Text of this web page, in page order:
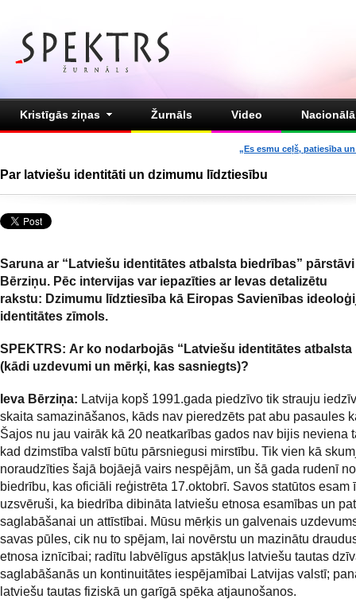
Kristīgās ziņas Žurnāls Video
„Es esmu ceļš, patiesība
Par latviešu identitāti un dzimumu līdztiesību
Saruna ar “Latviešu identitātes atbalsta biedrības”
Bērziņu. Pēc intervijas var iepazīties ar Ievas detalizētu
rakstu: Dzimumu līdztiesība kā Eiropas Savienības
identitātes zīmols.
SPEKTRS: Ar ko nodarbojās “Latviešu identitātes atbalsta
(kādi uzdevumi un mērķi, kas sasniegts)?
Ieva Bērziņa: Latvija kopš 1991.gada piedzīvo tik strauju
skaita samazināšanos, kāds nav pieredzēts pat abu pasaules
Šajos nu jau vairāk kā 20 neatkarības gados nav bijis neviena
kad dzimstība valstī būtu pārsniegusi mirstību. Tik vien kā
noraudzīties šajā bojāejā vairs nespējām, un šā gada rudenī
biedrību, kas oficiāli reģistrēta 17.oktobrī. Savos statūtos esam
uzsvēruši, ka biedrība dibināta latviešu etnosa esamības un
saglabāšanai un attīstībai. Mūsu mērķis un galvenais
savas pūles, cik nu to spējam, lai novērstu un mazinātu
etnosa iznīcībai; radītu labvēlīgus apstākļus latviešu tautas
saglabāšanās un kontinuitātes iespējamībai Latvijas valstī;
latviešu tautas fiziskā un garīgā spēka atjaunošanos.